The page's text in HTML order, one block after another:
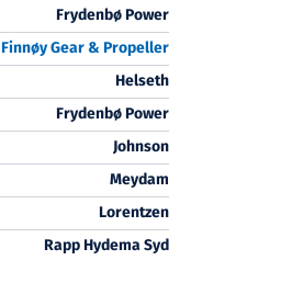
Frydenbø Power
Finnøy Gear & Propeller
Helseth
Frydenbø Power
Johnson
Meydam
Lorentzen
Rapp Hydema Syd